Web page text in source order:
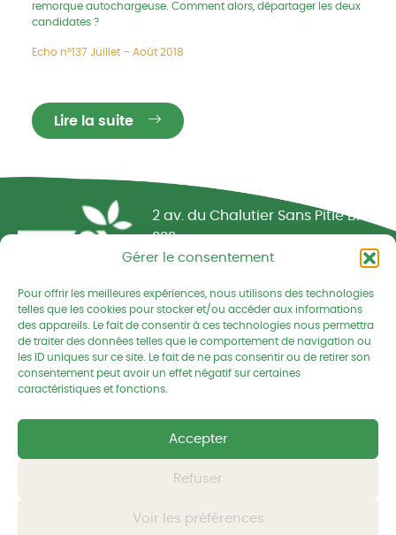
Gérer le consentement
Pour offrir les meilleures expériences, nous utilisons des technologies
telles que les cookies pour stocker et/ou accéder aux informations
des appareils. Le fait de consentir à ces technologies nous permettra
de traiter des données telles que le comportement de navigation ou
les ID uniques sur ce site. Le fait de ne pas consentir ou de retirer son
consentement peut avoir un effet négatif sur certaines
caractéristiques et fonctions.
Accepter
Refuser
Voir les préférences
remorque autochargeuse. Comment alors, départager les deux
candidates ?
Echo n°137 Juillet – Août 2018
Lire la suite
Réseau CIVAM - Campagnes vivantes
2 av. du Chalutier Sans Pitié BP
332
22190 PLERIN cedex
02 96 74 75 50
cedapa@wanadoo.fr
Retrouvez-nous sur Facebook
Retrouvez-nous sur
Retrouvez-
Tous droits réservés